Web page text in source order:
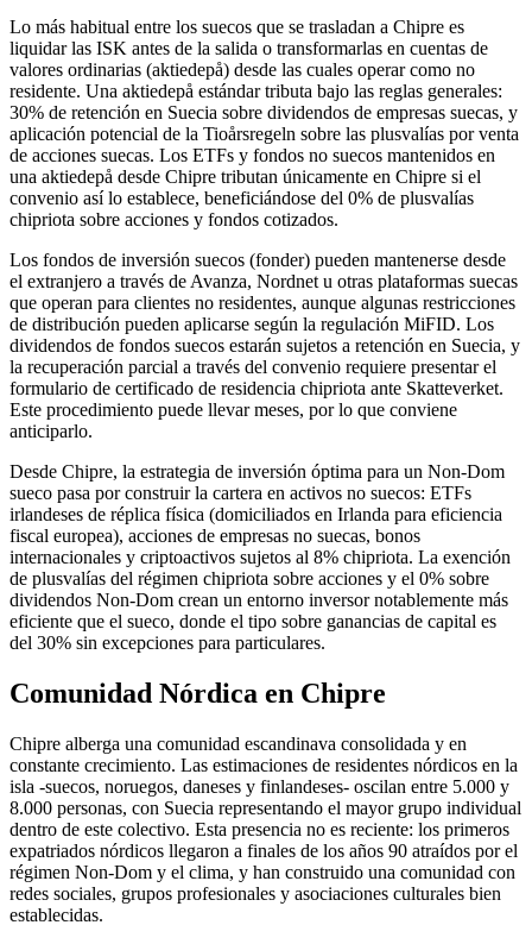
Lo más habitual entre los suecos que se trasladan a Chipre es
liquidar las ISK antes de la salida o transformarlas en cuentas de
valores ordinarias (aktiedepå) desde las cuales operar como no
residente. Una aktiedepå estándar tributa bajo las reglas generales:
30% de retención en Suecia sobre dividendos de empresas suecas, y
aplicación potencial de la Tioårsregeln sobre las plusvalías por venta
de acciones suecas. Los ETFs y fondos no suecos mantenidos en
una aktiedepå desde Chipre tributan únicamente en Chipre si el
convenio así lo establece, beneficiándose del 0% de plusvalías
chipriota sobre acciones y fondos cotizados.
Los fondos de inversión suecos (fonder) pueden mantenerse desde
el extranjero a través de Avanza, Nordnet u otras plataformas suecas
que operan para clientes no residentes, aunque algunas restricciones
de distribución pueden aplicarse según la regulación MiFID. Los
dividendos de fondos suecos estarán sujetos a retención en Suecia, y
la recuperación parcial a través del convenio requiere presentar el
formulario de certificado de residencia chipriota ante Skatteverket.
Este procedimiento puede llevar meses, por lo que conviene
anticiparlo.
Desde Chipre, la estrategia de inversión óptima para un Non-Dom
sueco pasa por construir la cartera en activos no suecos: ETFs
irlandeses de réplica física (domiciliados en Irlanda para eficiencia
fiscal europea), acciones de empresas no suecas, bonos
internacionales y criptoactivos sujetos al 8% chipriota. La exención
de plusvalías del régimen chipriota sobre acciones y el 0% sobre
dividendos Non-Dom crean un entorno inversor notablemente más
eficiente que el sueco, donde el tipo sobre ganancias de capital es
del 30% sin excepciones para particulares.
Comunidad Nórdica en Chipre
Chipre alberga una comunidad escandinava consolidada y en
constante crecimiento. Las estimaciones de residentes nórdicos en la
isla -suecos, noruegos, daneses y finlandeses- oscilan entre 5.000 y
8.000 personas, con Suecia representando el mayor grupo individual
dentro de este colectivo. Esta presencia no es reciente: los primeros
expatriados nórdicos llegaron a finales de los años 90 atraídos por el
régimen Non-Dom y el clima, y han construido una comunidad con
redes sociales, grupos profesionales y asociaciones culturales bien
establecidas.